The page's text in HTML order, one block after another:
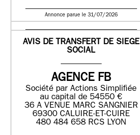
Annonce parue le 31/07/2026
AVIS DE TRANSFERT DE SIEGE
SOCIAL
AGENCE FB
Société par Actions Simplifiée
au capital de 54550 €
36 A VENUE MARC SANGNIER
69300 CALUIRE-ET-CUIRE
480 484 658 RCS LYON